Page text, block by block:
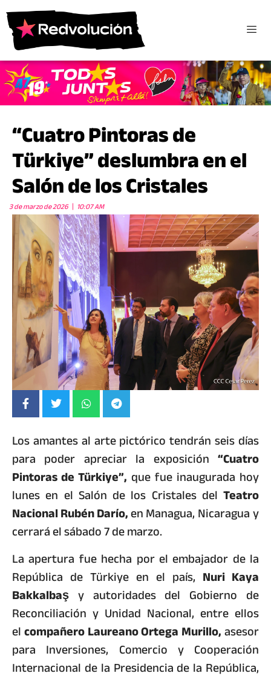
“Cuatro Pintoras de
Türkiye” deslumbra en el
Salón de los Cristales
3 de marzo de 2026 10:07 AM
Los amantes al arte pictórico tendrán seis días
para poder apreciar la exposición “Cuatro
Pintoras de Türkiye”, que fue inaugurada hoy
lunes en el Salón de los Cristales del Teatro
Nacional Rubén Darío,en Managua, Nicaragua y
cerrará el sábado 7 de marzo.
La apertura fue hecha por el embajador de la
República de Türkiye en el país, Nuri Kaya
Bakkalbaş y autoridades del Gobierno de
Reconciliación y Unidad Nacional, entre ellos
elcompañero Laureano Ortega Murillo,asesor
para Inversiones, Comercio y Cooperación
Internacional de la Presidencia de la República,